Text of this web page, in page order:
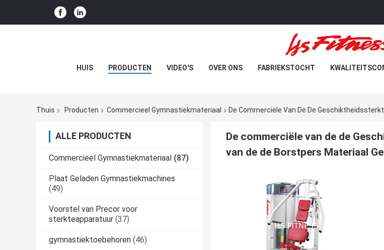
HUIS PRODUCTEN VIDEO'S OVER ONS FABRIEKSTOCHT
Thuis Producten Commercieel Gymnastiekmateriaal De Commerciële Van De De
ALLE PRODUCTEN
Commercieel Gymnastiekmateriaal (87)
Plaat Geladen Gymnastiekmachines
(49)
Voorstel van Precor voor
sterkteapparatuur (37)
gymnastiektoebehoren (46)
De commerciële van de de
van de de Borstpers Materiaal